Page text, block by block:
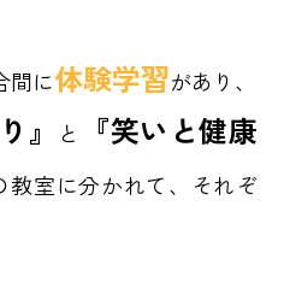
間に体験学習があり、
』 と
『笑いと健康
教室に分かれて、それぞ